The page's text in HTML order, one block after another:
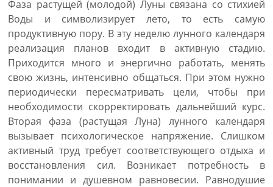
Фаза растущей (молодой) Луны связана со стихией
Воды и символизирует лето, то есть самую
продуктивную пору. В эту неделю лунного календаря
реализация планов входит в активную стадию.
Приходится много и энергично работать, менять
свою жизнь, интенсивно общаться. При этом нужно
периодически пересматривать цели, чтобы при
необходимости скорректировать дальнейший курс.
Вторая фаза (растущая Луна) лунного календаря
вызывает психологическое напряжение. Слишком
активный труд требует соответствующего отдыха и
восстановления сил. Возникает потребность в
понимании и душевном равновесии. Равнодушие